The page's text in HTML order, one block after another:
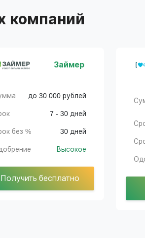
компаний
Займер
до 30 000 рублей
7 - 30 дней
без % 30 дней
Высокое
Получить бесплатно